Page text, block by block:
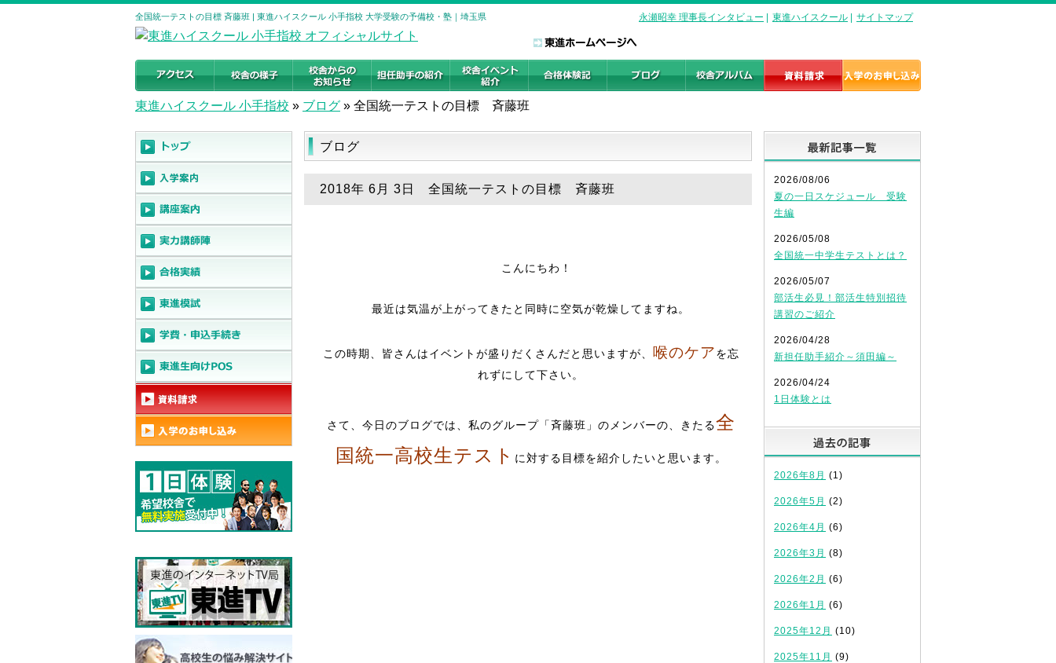
全国統一テストの目標 斉藤班 | 東進ハイスクール 小手指校 大学受験の予備校・塾｜埼玉県 永瀬昭幸 理事長インタビュー 東進ハイスクール サイトマップ
東進ハイスクール 小手指校 » ブログ » 全国統一テストの目標 斉藤班
ブログ
2018年 6月 3日 全国統一テストの目標 斉藤班
こんにちわ！
最近は気温が上がってきたと同時に空気が乾燥してますね。
この時期、皆さんはイベントが盛りだくさんだと思いますが、 喉のケアを忘
れずにして下さい。
さて、今日のブログでは、私のグループ「斉藤班」のメンバーの、きたる全
国統一高校生テスト に対する目標を紹介したいと思います。
2026/08/06
夏の一日スケジュール 受験
生編
2026/05/08
全国統一中学生テストとは？
2026/05/07
部活生必見！部活生特別招待
講習のご紹介
2026/04/28
新担任助手紹介～須田編～
2026/04/24
1日体験とは
2026年8月 (1)
2026年5月 (2)
2026年4月 (6)
2026年3月 (8)
2026年2月 (6)
2026年1月 (6)
2025年12月 (10)
2025年11月 (9)